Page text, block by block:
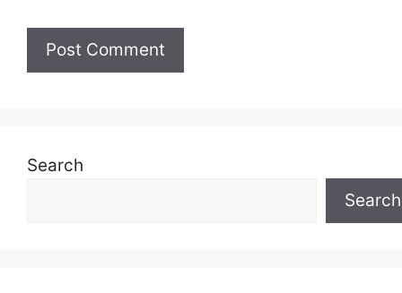
Search
Search